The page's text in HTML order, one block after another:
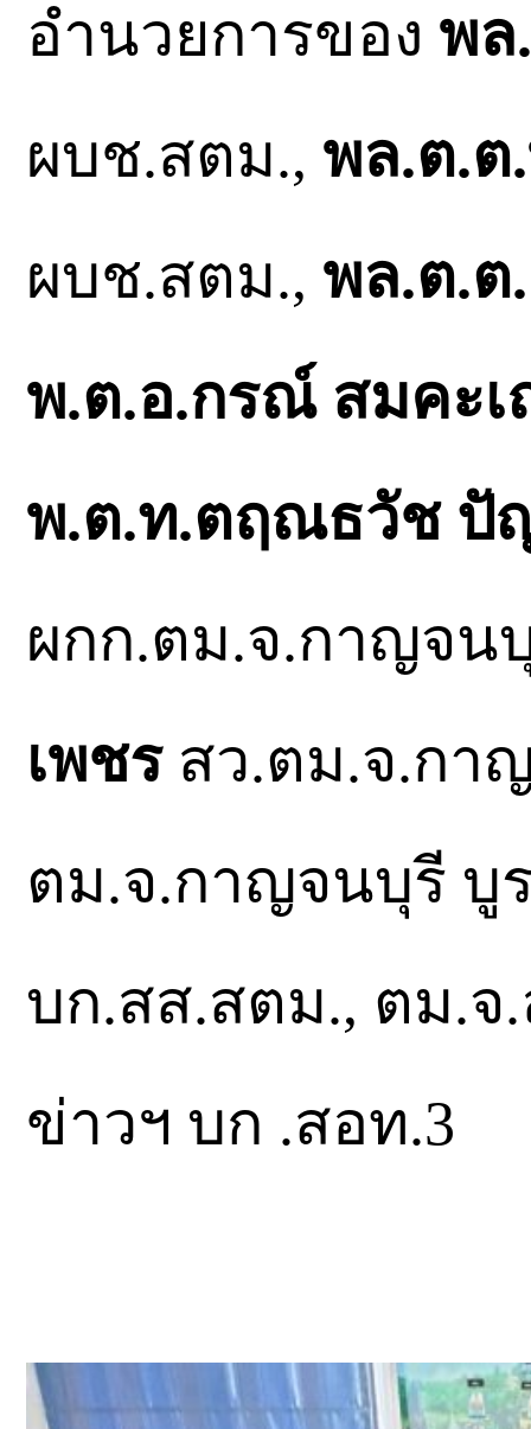
อำนวยการของ พ
ผบช.สตม., พล.ต.ต
ผบช.สตม., พล.ต.ต
พ.ต.อ.กรณ์ สมคะ
พ.ต.ท.ตฤณธวัช ปั
ผกก.ตม.จ.กาญจน
เพชรสว.ตม.จ.กา
ตม.จ.กาญจนบุรี บู
บก.สส.สตม., ตม.จ
ข่าวฯ บก .สอท.3